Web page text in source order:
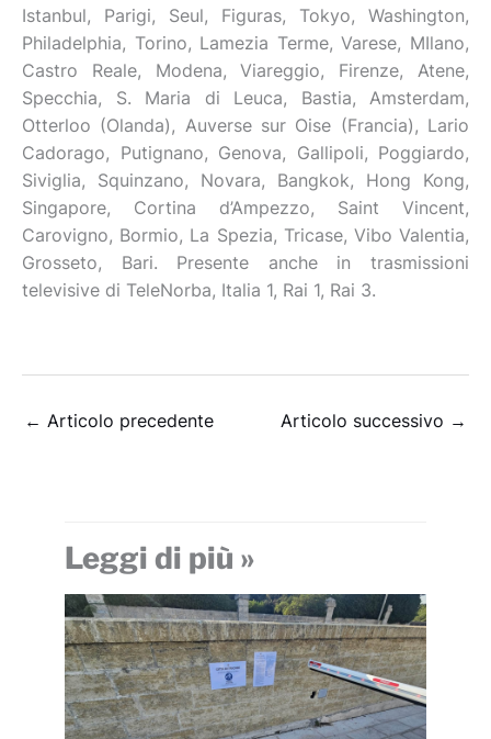
Istanbul, Parigi, Seul, Figuras, Tokyo, Washington,
Philadelphia, Torino, Lamezia Terme, Varese, MIlano,
Castro Reale, Modena, Viareggio, Firenze, Atene,
Specchia, S. Maria di Leuca, Bastia, Amsterdam,
Otterloo (Olanda), Auverse sur Oise (Francia), Lario
Cadorago, Putignano, Genova, Gallipoli, Poggiardo,
Siviglia, Squinzano, Novara, Bangkok, Hong Kong,
Singapore, Cortina d’Ampezzo, Saint Vincent,
Carovigno, Bormio, La Spezia, Tricase, Vibo Valentia,
Grosseto, Bari. Presente anche in trasmissioni
televisive di TeleNorba, Italia 1, Rai 1, Rai 3.
← Articolo precedente Articolo successivo →
Leggi di più »